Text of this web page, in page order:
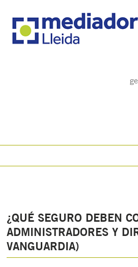
¿QUÉ SEGURO DEBEN
ADMINISTRADORES Y
VANGUARDIA)